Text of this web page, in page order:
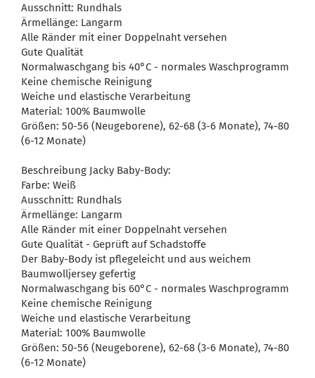
Ausschnitt: Rundhals
Ärmellänge: Langarm
Alle Ränder mit einer Doppelnaht versehen
Gute Qualität
Normalwaschgang bis 40°C - normales Waschprogramm
Keine chemische Reinigung
Weiche und elastische Verarbeitung
Material: 100% Baumwolle
Größen: 50-56 (Neugeborene), 62-68 (3-6 Monate), 74-80
(6-12 Monate)
Beschreibung Jacky Baby-Body:
Farbe: Weiß
Ausschnitt: Rundhals
Ärmellänge: Langarm
Alle Ränder mit einer Doppelnaht versehen
Gute Qualität - Geprüft auf Schadstoffe
Der Baby-Body ist pflegeleicht und aus weichem
Baumwolljersey gefertig
Normalwaschgang bis 60°C - normales Waschprogramm
Keine chemische Reinigung
Weiche und elastische Verarbeitung
Material: 100% Baumwolle
Größen: 50-56 (Neugeborene), 62-68 (3-6 Monate), 74-80
(6-12 Monate)